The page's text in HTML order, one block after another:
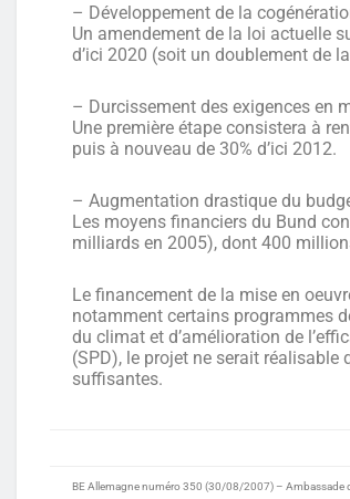
– Développement de la
Un amendement de la loi actuelle
d’ici 2020 (soit un doublement de
– Durcissement des exigences en
Une première étape consistera à
puis à nouveau de 30% d’ici 2012.
– Augmentation drastique du
Les moyens financiers du Bund
milliards en 2005), dont 400
Le financement de la mise en
notamment certains programmes
du climat et d’amélioration de
(SPD), le projet ne serait réalisable
suffisantes.
BE Allemagne numéro 350 (30/08/2007) –